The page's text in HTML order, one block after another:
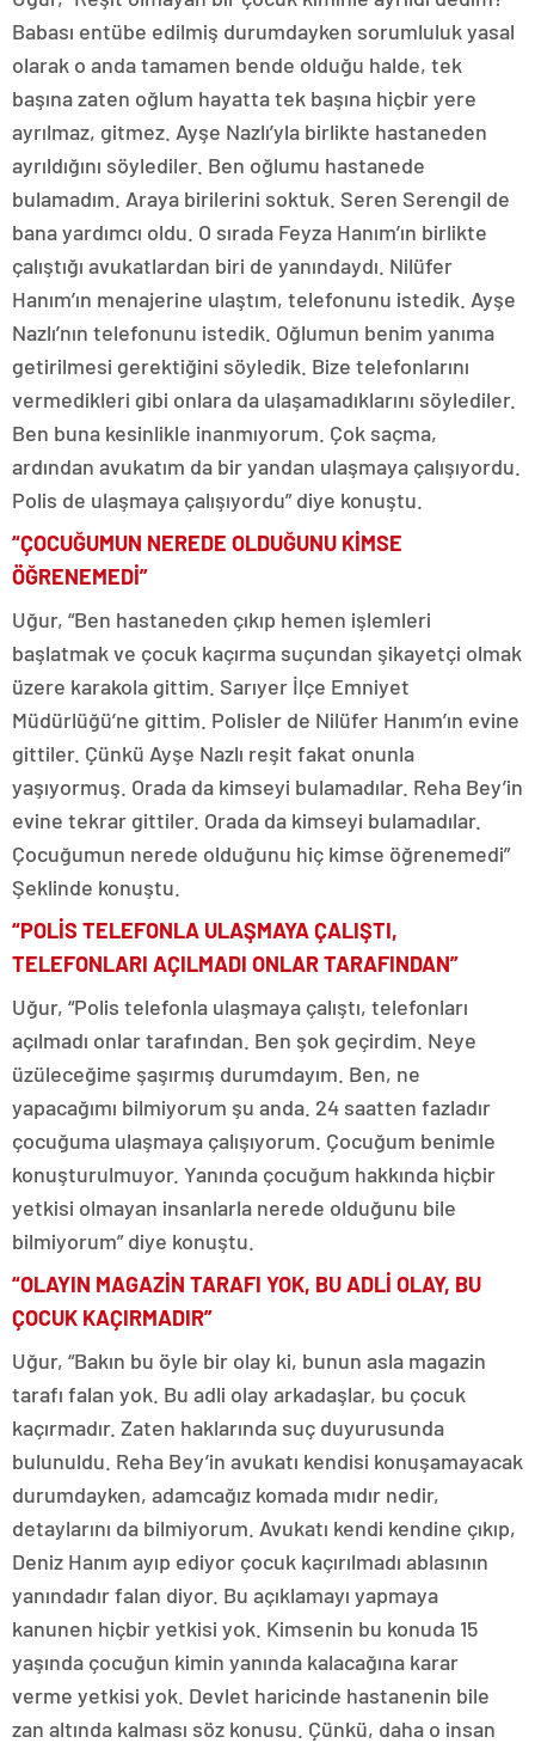
Babası entübe edilmiş durumdayken sorumluluk yasal
olarak o anda tamamen bende olduğu halde, tek
başına zaten oğlum hayatta tek başına hiçbir yere
ayrılmaz, gitmez. Ayşe Nazlı’yla birlikte hastaneden
ayrıldığını söylediler. Ben oğlumu hastanede
bulamadım. Araya birilerini soktuk. Seren Serengil de
bana yardımcı oldu. O sırada Feyza Hanım’ın birlikte
çalıştığı avukatlardan biri de yanındaydı. Nilüfer
Hanım’ın menajerine ulaştım, telefonunu istedik. Ayşe
Nazlı’nın telefonunu istedik. Oğlumun benim yanıma
getirilmesi gerektiğini söyledik. Bize telefonlarını
vermedikleri gibi onlara da ulaşamadıklarını söylediler.
Ben buna kesinlikle inanmıyorum. Çok saçma,
ardından avukatım da bir yandan ulaşmaya çalışıyordu.
Polis de ulaşmaya çalışıyordu” diye konuştu.
“ÇOCUĞUMUN NEREDE OLDUĞUNU KİMSE
ÖĞRENEMEDİ”
Uğur, “Ben hastaneden çıkıp hemen işlemleri
başlatmak ve çocuk kaçırma suçundan şikayetçi olmak
üzere karakola gittim. Sarıyer İlçe Emniyet
Müdürlüğü’ne gittim. Polisler de Nilüfer Hanım’ın evine
gittiler. Çünkü Ayşe Nazlı reşit fakat onunla
yaşıyormuş. Orada da kimseyi bulamadılar. Reha Bey’in
evine tekrar gittiler. Orada da kimseyi bulamadılar.
Çocuğumun nerede olduğunu hiç kimse öğrenemedi”
Şeklinde konuştu.
“POLİS TELEFONLA ULAŞMAYA ÇALIŞTI,
TELEFONLARI AÇILMADI ONLAR TARAFINDAN”
Uğur, “Polis telefonla ulaşmaya çalıştı, telefonları
açılmadı onlar tarafından. Ben şok geçirdim. Neye
üzüleceğime şaşırmış durumdayım. Ben, ne
yapacağımı bilmiyorum şu anda. 24 saatten fazladır
çocuğuma ulaşmaya çalışıyorum. Çocuğum benimle
konuşturulmuyor. Yanında çocuğum hakkında hiçbir
yetkisi olmayan insanlarla nerede olduğunu bile
bilmiyorum” diye konuştu.
“OLAYIN MAGAZİN TARAFI YOK, BU ADLİ OLAY, BU
ÇOCUK KAÇIRMADIR”
Uğur, “Bakın bu öyle bir olay ki, bunun asla magazin
tarafı falan yok. Bu adli olay arkadaşlar, bu çocuk
kaçırmadır. Zaten haklarında suç duyurusunda
bulunuldu. Reha Bey’in avukatı kendisi konuşamayacak
durumdayken, adamcağız komada mıdır nedir,
detaylarını da bilmiyorum. Avukatı kendi kendine çıkıp,
Deniz Hanım ayıp ediyor çocuk kaçırılmadı ablasının
yanındadır falan diyor. Bu açıklamayı yapmaya
kanunen hiçbir yetkisi yok. Kimsenin bu konuda 15
yaşında çocuğun kimin yanında kalacağına karar
verme yetkisi yok. Devlet haricinde hastanenin bile
zan altında kalması söz konusu. Çünkü, daha o insan